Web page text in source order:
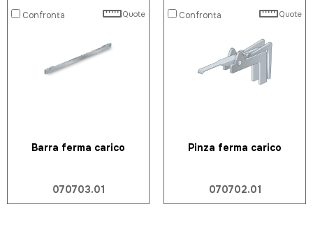
Confronta Quote
Barra ferma carico
070703.01
Confronta Quote
Pinza ferma carico
070702.01